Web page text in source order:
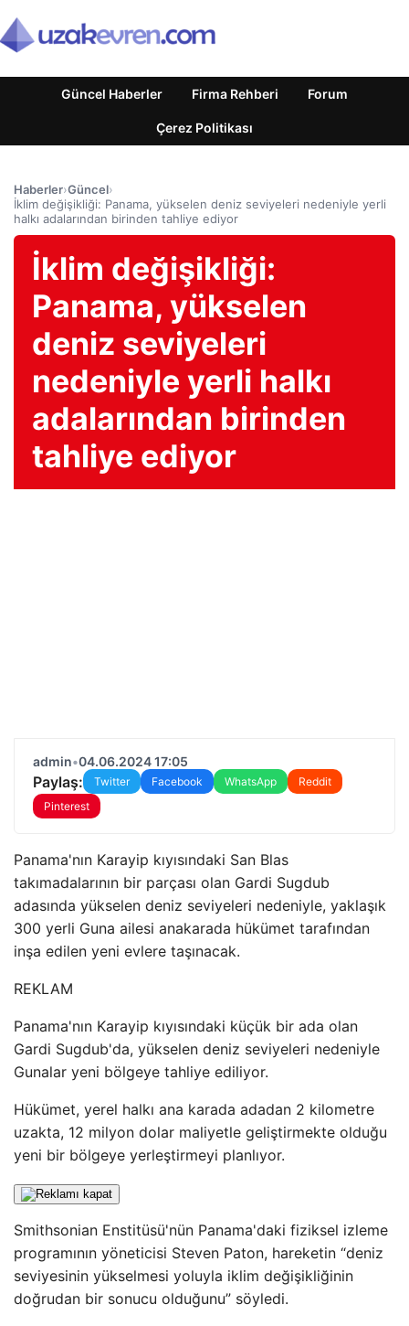
Güncel Haberler Firma Rehberi Forum
Çerez Politikası
Haberler›Güncel›
İklim değişikliği: Panama, yükselen deniz seviyeleri nedeniyle yerli
halkı adalarından birinden tahliye ediyor
İklim değişikliği:
Panama, yükselen
deniz seviyeleri
nedeniyle yerli halkı
adalarından birinden
tahliye ediyor
admin•04.06.2024 17:05
Paylaş: Twitter Facebook WhatsApp
Reddit
Pinterest
Panama'nın Karayip kıyısındaki San Blas
takımadalarının bir parçası olan Gardi Sugdub
adasında yükselen deniz seviyeleri nedeniyle, yaklaşık
300 yerli Guna ailesi anakarada hükümet tarafından
inşa edilen yeni evlere taşınacak.
REKLAM
Panama'nın Karayip kıyısındaki küçük bir ada olan
Gardi Sugdub'da, yükselen deniz seviyeleri nedeniyle
Gunalar yeni bölgeye tahliye ediliyor.
Hükümet, yerel halkı ana karada adadan 2 kilometre
uzakta, 12 milyon dolar maliyetle geliştirmekte olduğu
yeni bir bölgeye yerleştirmeyi planlıyor.
Smithsonian Enstitüsü'nün Panama'daki fiziksel izleme
programının yöneticisi Steven Paton, hareketin “deniz
seviyesinin yükselmesi yoluyla iklim değişikliğinin
doğrudan bir sonucu olduğunu” söyledi.